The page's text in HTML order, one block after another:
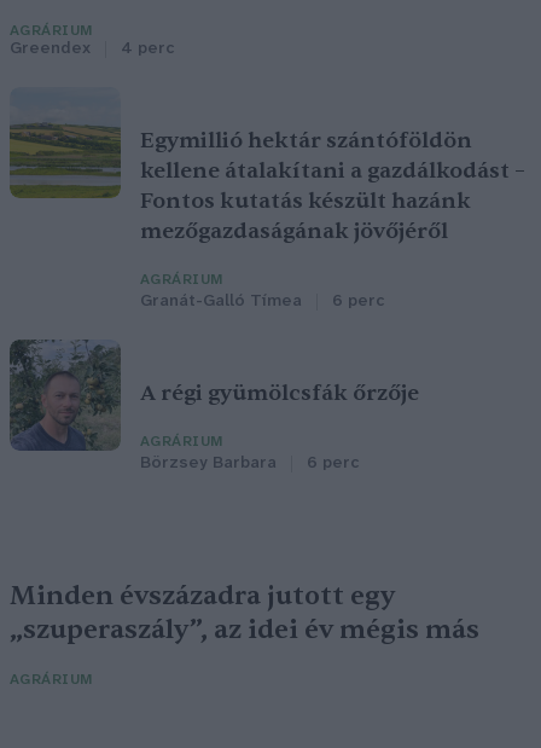
AGRÁRIUM
Greendex 4 perc
Egymillió hektár szántóföldön
kellene átalakítani a gazdálkodást –
Fontos kutatás készült hazánk
mezőgazdaságának jövőjéről
AGRÁRIUM
Granát-Galló Tímea 6 perc
A régi gyümölcsfák őrzője
AGRÁRIUM
Börzsey Barbara 6 perc
Minden évszázadra jutott egy
„szuperaszály”, az idei év mégis más
AGRÁRIUM